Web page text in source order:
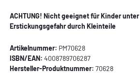
ACHTUNG! Nicht geeignet für Kinder
Erstickungsgefahr durch Kleinteile
Artikelnummer: PM70628
ISBN/EAN: 4008789706287
Hersteller-Produktnummer: 70628